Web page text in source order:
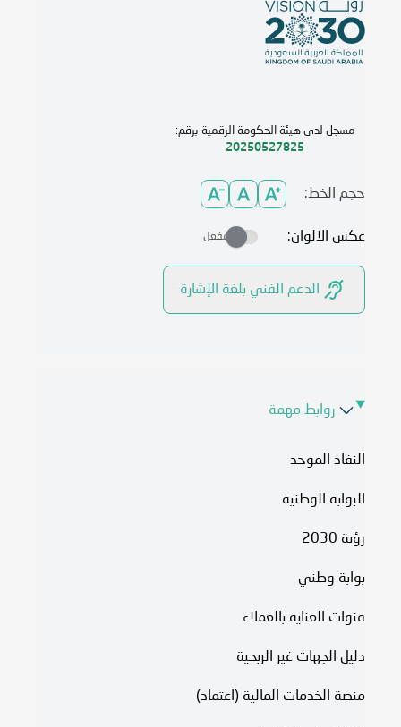
مسجل لدى هيئة الحكومة الرقمية برقم:
20250527825
حجم الخط:
عكس الالوان: مفعل
الدعم الفني بلغة الإشارة
روابط مهمة
النفاذ الموحد
البوابة الوطنية
رؤية 2030
بوابة وطني
قنوات العناية بالعملاء
دليل الجهات غير الربحية
منصة الخدمات المالية (اعتماد)